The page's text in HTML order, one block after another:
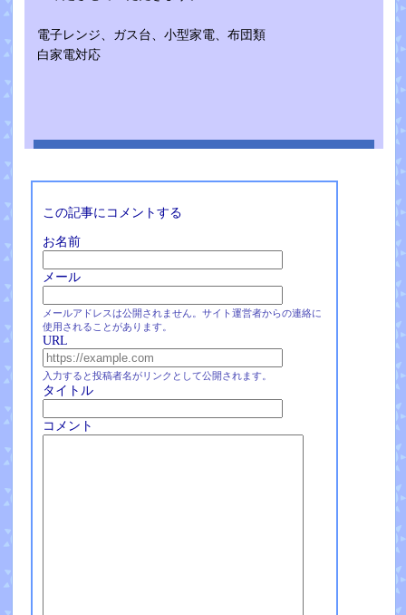
電子レンジ、ガス台、小型家電、布団類
白家電対応
この記事にコメントする
お名前
メール
メールアドレスは公開されません。サイト運営者からの連絡に
使用されることがあります。
URL
入力すると投稿者名がリンクとして公開されます。
タイトル
コメント